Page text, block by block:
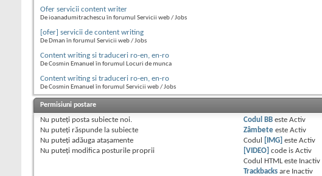
Ofer servicii content writer
De ioanadumitrachescu în forumul Servicii web / Jobs
[ofer] servicii de content writing
De Dman în forumul Servicii web / Jobs
Content writing si traduceri ro-en, en-ro
De Cosmin Emanuel în forumul Locuri de munca
Content writing si traduceri ro-en, en-ro
De Cosmin Emanuel în forumul Servicii web / Jobs
Permisiuni postare
Nu puteţi posta subiecte noi.
Nu puteţi răspunde la subiecte
Nu puteţi adăuga ataşamente
Nu puteţi modifica posturile proprii
Codul BB esteActiv
Zâmbete esteActiv
Codul
[IMG] esteActiv
[VIDEO] code isActiv
Codul HTML este Inactiv
Trackbacks are Inactiv